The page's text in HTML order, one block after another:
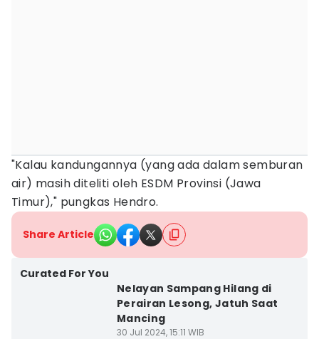
"Kalau kandungannya (yang ada dalam semburan
air) masih diteliti oleh ESDM Provinsi (Jawa
Timur)," pungkas Hendro.
Share Article
Curated For You
Nelayan Sampang Hilang di
Perairan Lesong, Jatuh Saat
Mancing
30 Jul 2024, 15:11 WIB